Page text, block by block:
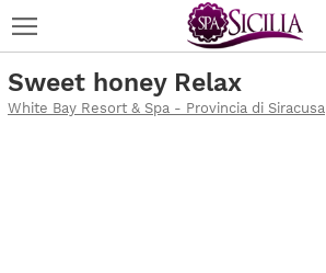
Sweet honey Relax
White Bay Resort & Spa - Provincia di Siracusa